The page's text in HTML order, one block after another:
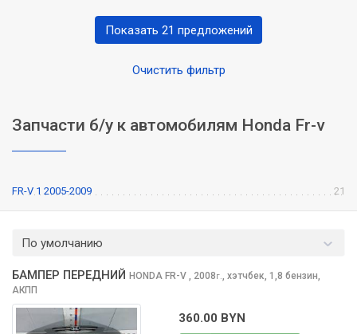
Очистить фильтр
Показать 21 предложений
Запчасти б/у к автомобилям Honda Fr-v
FR-V 1 2005-2009 21
По умолчанию
БАМПЕР ПЕРЕДНИЙ HONDA FR-V , 2008г., хэтчбек, 1,8 бензин,
АКПП
360.00 BYN